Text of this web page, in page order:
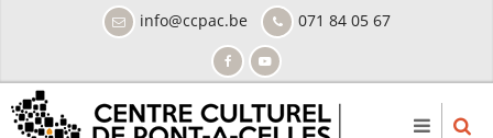
principal
info@ccpac.be 071 84 05 67